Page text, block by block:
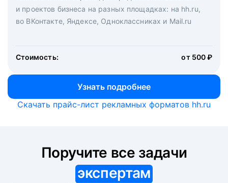
и проектов бизнеса на разных площадках: на hh.ru,
во ВКонтакте, Яндексе, Одноклассниках и Mail.ru
Стоимость: от 500 ₽
Узнать подробнее
маркетологи, рекрутеры и проектные менеджеры
hh.ru с целым набором digital-инструментов
Скачать прайс-лист рекламных форматов hh.ru
экспертам